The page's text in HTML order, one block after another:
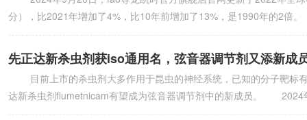
分），比2021年增加了4%，比10年前增加了13%，是1990年的2
先正达新杀虫剂获iso通用名，弦音器调节剂又添新成
目前上市的杀虫剂大多作用于昆虫的神经系统，已知的分子靶标
达新杀虫剂flumetnicam有望成为弦音器调节剂中的新成员。 2024